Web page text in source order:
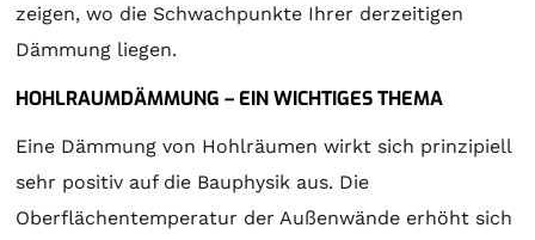
zeigen, wo die Schwachpunkte Ihrer derzeitigen
Dämmung liegen.
HOHLRAUMDÄMMUNG – EIN WICHTIGES THEMA
Eine Dämmung von Hohlräumen wirkt sich prinzipiell
sehr positiv auf die Bauphysik aus. Die
Oberflächentemperatur der Außenwände erhöht sich